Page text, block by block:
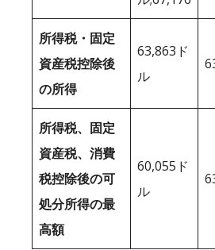
所得税・固定
資産税控除後
の所得
63,863ド
ル
所得税、固定
資産税、消費
税控除後の可
処分所得の最
高額
60,055ド
ル